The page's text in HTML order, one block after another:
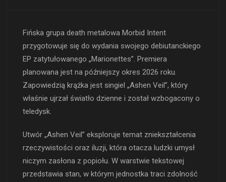
Fińska grupa death metalowa Morbid Intent
przygotowuje się do wydania swojego debiutanckiego
EP zatytułowanego „Marionettes”. Premiera
planowana jest na późniejszy okres 2026 roku.
Zapowiedzią krążka jest singiel „Ashen Veil”, który
właśnie ujrzał światło dzienne i został wzbogacony o
teledysk.
Utwór „Ashen Veil” eksploruje temat zniekształcenia
rzeczywistości oraz iluzji, która otacza ludzki umysł
niczym zasłona z popiołu. W warstwie tekstowej
przedstawia stan, w którym jednostka traci zdolność